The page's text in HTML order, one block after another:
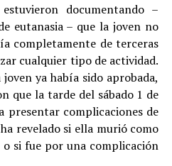
documentando –
eutanasia – que la joven no
completamente de terceras
cualquier tipo de actividad.
ya había sido aprobada,
que la tarde del sábado 1 de
presentar complicaciones de
revelado si ella murió como
o si fue por una complicación